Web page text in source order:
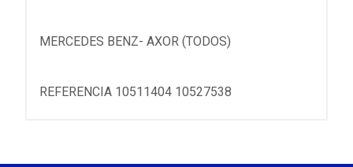
MERCEDES BENZ- AXOR (TODOS)
REFERENCIA 10511404 10527538